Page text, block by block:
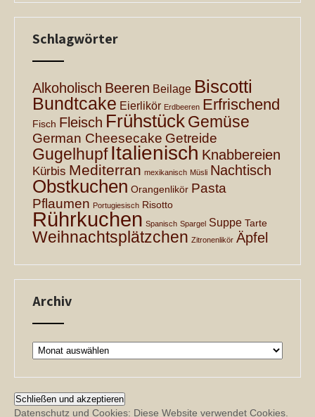
Schlagwörter
Alkoholisch Beeren Beilage Biscotti
Bundtcake Eierlikör Erdbeeren Erfrischend
Fisch Fleisch Frühstück Gemüse
German Cheesecake Getreide
Gugelhupf Italienisch Knabbereien
Kürbis Mediterran mexikanisch Müsli Nachtisch
Obstkuchen Orangenlikör Pasta
Pflaumen Portugiesisch Risotto
Rührkuchen Spanisch Spargel Suppe Tarte
Weihnachtsplätzchen Zitronenlikör Äpfel
Archiv
Archiv
Datenschutz und Cookies: Diese Website verwendet Cookies.